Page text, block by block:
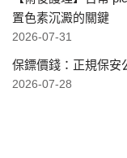
置色素沉澱的關鍵
2026-07-31
保鏢價錢：正規保安
2026-07-28